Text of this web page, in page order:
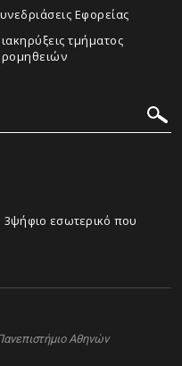
Εφορείας
τμήματος
3ψήφιο εσωτερικό που
Αθηνών